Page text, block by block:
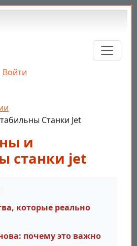
содержанию
Войти
Станки Jet
и
станки jet
которые реально
почему это важно